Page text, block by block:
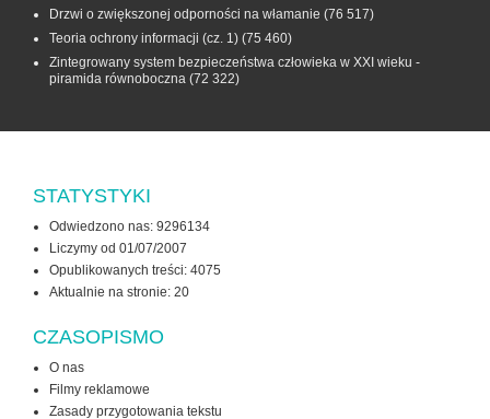
Drzwi o zwiększonej odporności na włamanie (76 517)
Teoria ochrony informacji (cz. 1) (75 460)
Zintegrowany system bezpieczeństwa człowieka w XXI wieku -
piramida równoboczna (72 322)
STATYSTYKI
Odwiedzono nas: 9296134
Liczymy od 01/07/2007
Opublikowanych treści: 4075
Aktualnie na stronie: 20
CZASOPISMO
O nas
Filmy reklamowe
Zasady przygotowania tekstu